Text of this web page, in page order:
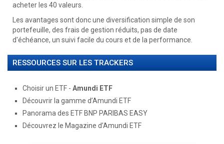
acheter les 40 valeurs.
Les avantages sont donc une diversification simple de son
portefeuille, des frais de gestion réduits, pas de date
d'échéance, un suivi facile du cours et de la performance.
RESSOURCES SUR LES TRACKERS
Choisir un ETF - Amundi ETF
Découvrir la gamme d’Amundi ETF
Panorama des ETF BNP PARIBAS EASY
Découvrez le Magazine d’Amundi ETF